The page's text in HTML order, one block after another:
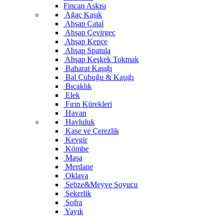
Fincan Askısı
Ağaç Kaşık
Ahşap Çatal
Ahşap Çevirgeç
Ahşap Kepçe
Ahşap Spatula
Ahşap Keşkek Tokmak
Baharat Kaşığı
Bal Çubuğu & Kaşığı
Bıçaklık
Elek
Fırın Kürekleri
Havan
Havluluk
Kase ve Çerezlik
Kevgir
Kömbe
Maşa
Merdane
Oklava
Sebze&Meyve Soyucu
Şekerlik
Sofra
Yayık